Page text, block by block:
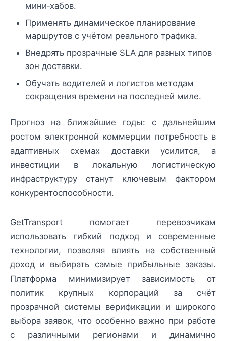
мини‑хабов.
Применять динамическое планирование
маршрутов с учётом реального трафика.
Внедрять прозрачные SLA для разных типов
зон доставки.
Обучать водителей и логистов методам
сокращения времени на последней миле.
Прогноз на ближайшие годы: с дальнейшим
ростом электронной коммерции потребность в
адаптивных схемах доставки усилится, а
инвестиции в локальную логистическую
инфраструктуру станут ключевым фактором
конкурентоспособности.
GetTransport помогает перевозчикам
использовать гибкий подход и современные
технологии, позволяя влиять на собственный
доход и выбирать самые прибыльные заказы.
Платформа минимизирует зависимость от
политик крупных корпораций за счёт
прозрачной системы верификации и широкого
выбора заявок, что особенно важно при работе
с различными регионами и динамично